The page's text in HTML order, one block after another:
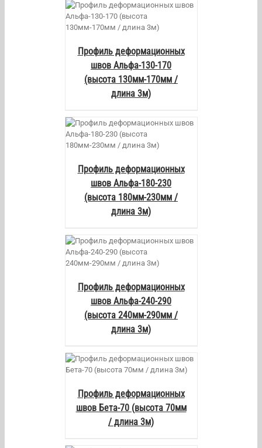
Профиль деформационных
швов Альфа-130-170
(высота 130мм-170мм /
длина 3м)
Профиль деформационных
швов Альфа-180-230
(высота 180мм-230мм /
длина 3м)
Профиль деформационных
швов Альфа-240-290
(высота 240мм-290мм /
длина 3м)
Профиль деформационных
швов Бета-70 (высота 70мм
/ длина 3м)